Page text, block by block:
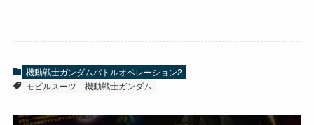
機動戦士ガンダムバトルオペレーション2
モビルスーツ
機動戦士ガンダム